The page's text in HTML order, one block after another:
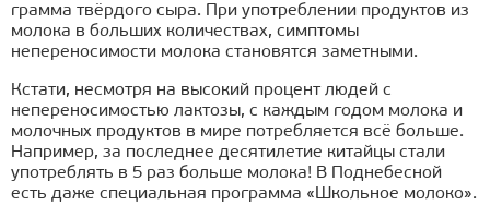
грамма твёрдого сыра. При употреблении продуктов из
молока в больших количествах, симптомы
непереносимости молока становятся заметными.
Кстати, несмотря на высокий процент людей с
непереносимостью лактозы, с каждым годом молока и
молочных продуктов в мире потребляется всё больше.
Например, за последнее десятилетие китайцы стали
употреблять в 5 раз больше молока! В Поднебесной
есть даже специальная программа «Школьное молоко».